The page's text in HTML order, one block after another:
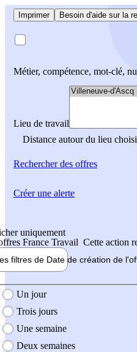
Imprimer Besoin d'aide sur la
Métier, compétence, mot-clé,
Lieu de travail
Distance autour du lieu choisi
Rechercherdes offres
uniquement
France Travail Cette action
filtres de Date de création de
création de l'offre
Un jour
Trois jours
Une semaine
Deux semaines
Créer une alerte